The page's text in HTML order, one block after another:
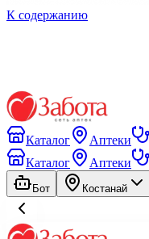
К содержанию
Каталог Аптеки
Каталог
Аптеки
Бот Костанай